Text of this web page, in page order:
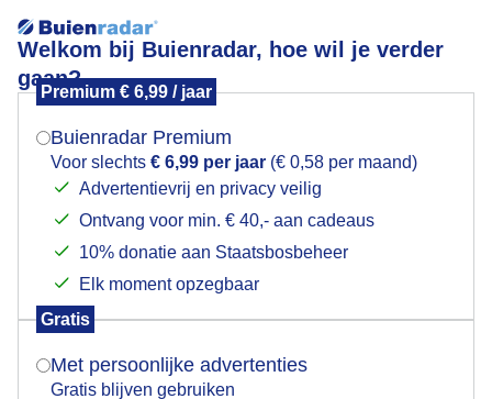
Welkom bij Buienradar, hoe wil je verder
gaan?
Premium € 6,99 / jaar
Buienradar Premium
Voor slechts € 6,99 per jaar (€ 0,58 per maand)
Advertentievrij en privacy veilig
Ontvang voor min. € 40,- aan cadeaus
10% donatie aan Staatsbosbeheer
Elk moment opzegbaar
Gratis
Met persoonlijke advertenties
Gratis blijven gebruiken
Schitterend weer Zeelandiarun met zijspanmoteren
Vlissingen
Mogen we je locatie gebruiken voor het
Indien je hier nog geen akkoord op hebt gegeven,
verschijnt er zo een pop-up uit je browser waarin
Is goed, toon de popup